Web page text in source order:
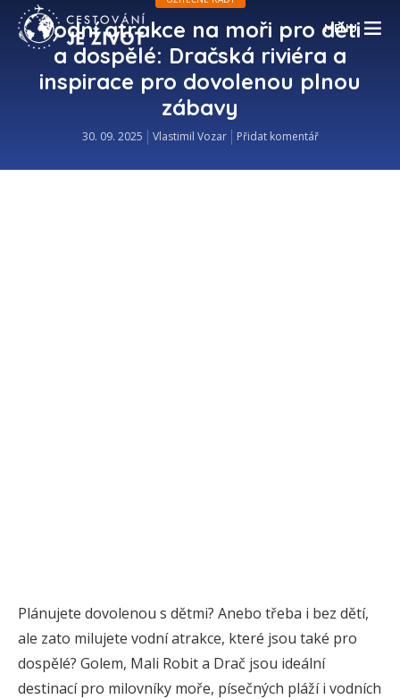
MENU
Vodní atrakce na moři pro děti
a dospělé: Dračská riviéra a
inspirace pro dovolenou plnou
zábavy
30. 09. 2025 Vlastimil Vozar Přidat komentář
Plánujete dovolenou s dětmi? Anebo třeba i bez dětí,
ale zato milujete vodní atrakce, které jsou také pro
dospělé? Golem, Mali Robit a Drač jsou ideální
destinací pro milovníky moře, písečných pláží i vodních